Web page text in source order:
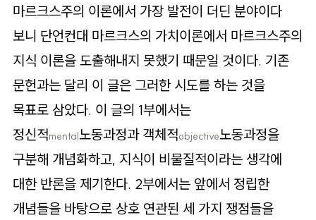
마르크스주의 이론에서 가장 발전이 더딘 분야이다
보니 단언컨대 마르크스의 가치이론에서 마르크스주의
지식 이론을 도출해내지 못했기 때문일 것이다. 기존
문헌과는 달리 이 글은 그러한 시도를 하는 것을
목표로 삼았다. 이 글의 1부에서는
정신적mental노동과정과 객체적objective노동과정을
구분해 개념화하고, 지식이 비물질적이라는 생각에
대한 반론을 제기한다. 2부에서는 앞에서 정립한
개념들을 바탕으로 상호 연관된 세 가지 쟁점들을